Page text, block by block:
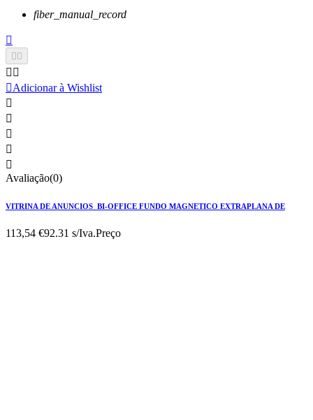
fiber_manual_record


 
Adicionar à Wishlist





Avaliação(0)
VITRINA DE ANUNCIOS BI-OFFICE FUNDO MAGNETICO EXTRAPLANA DE
113,54 €92.31 s/Iva.Preço